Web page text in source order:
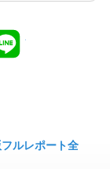
ルレポート全